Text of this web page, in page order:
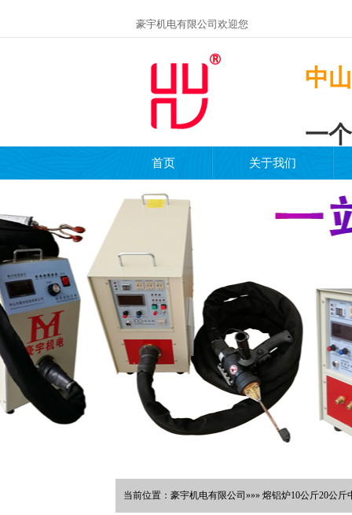
豪宇机电有限公司欢迎您
中
一
首页 关于我们
当前位置：豪宇机电有限公司»»» 熔铝炉10公斤20公斤